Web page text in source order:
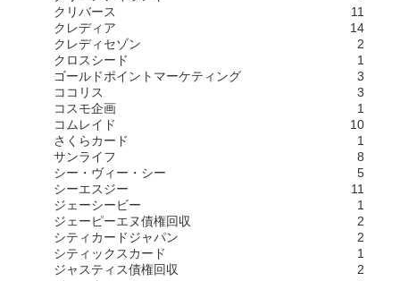
クリバース
11
クレディア
14
クレディセゾン
2
クロスシード
1
ゴールドポイントマーケティング
3
ココリス
3
コスモ企画
1
コムレイド
10
さくらカード
1
サンライフ
8
シー・ヴィー・シー
5
シーエスジー
11
ジェーシービー
1
ジェーピーエヌ債権回収
2
シティカードジャパン
2
シティックスカード
1
ジャスティス債権回収
2